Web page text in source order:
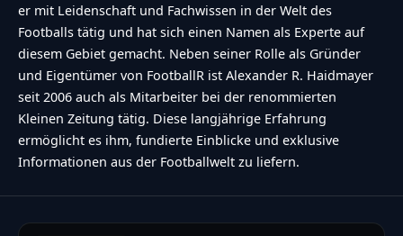
er mit Leidenschaft und Fachwissen in der Welt des
Footballs tätig und hat sich einen Namen als Experte auf
diesem Gebiet gemacht. Neben seiner Rolle als Gründer
und Eigentümer von FootballR ist Alexander R. Haidmayer
seit 2006 auch als Mitarbeiter bei der renommierten
Kleinen Zeitung tätig. Diese langjährige Erfahrung
ermöglicht es ihm, fundierte Einblicke und exklusive
Informationen aus der Footballwelt zu liefern.